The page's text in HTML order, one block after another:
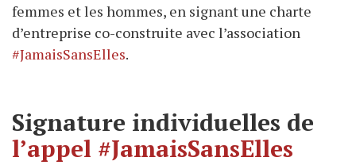
femmes et les hommes, en signant une charte
d’entreprise co-construite avec l’association
#JamaisSansElles.
Signature individuelles de
l’appel #JamaisSansElles